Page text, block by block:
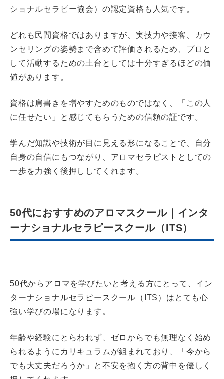
ショナルセラピー協会）の認定資格も人気です。
どれも民間資格ではありますが、実技力や接客、カウ
ンセリングの姿勢まで含めて評価されるため、プロと
して活動するための土台としては十分すぎるほどの価
値があります。
資格は肩書きを増やすためのものではなく、「この人
に任せたい」と感じてもらうための信頼の証です。
学んだ知識や技術が目に見える形になることで、自分
自身の自信にもつながり、アロマセラピストとしての
一歩を力強く後押ししてくれます。
50代におすすめのアロマスクール｜インタ
ーナショナルセラピースクール（ITS）
50代からアロマを学びたいと考える方にとって、イン
ターナショナルセラピースクール（ITS）はとても心
強い学びの場になります。
年齢や経験にとらわれず、ゼロからでも無理なく始め
られるようにカリキュラムが組まれており、「今から
でも大丈夫だろうか」と不安を抱く方の背中を優しく